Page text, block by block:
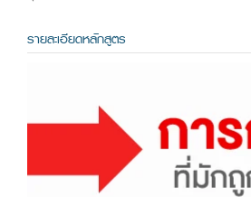
รายละเอียดหลักสูตร